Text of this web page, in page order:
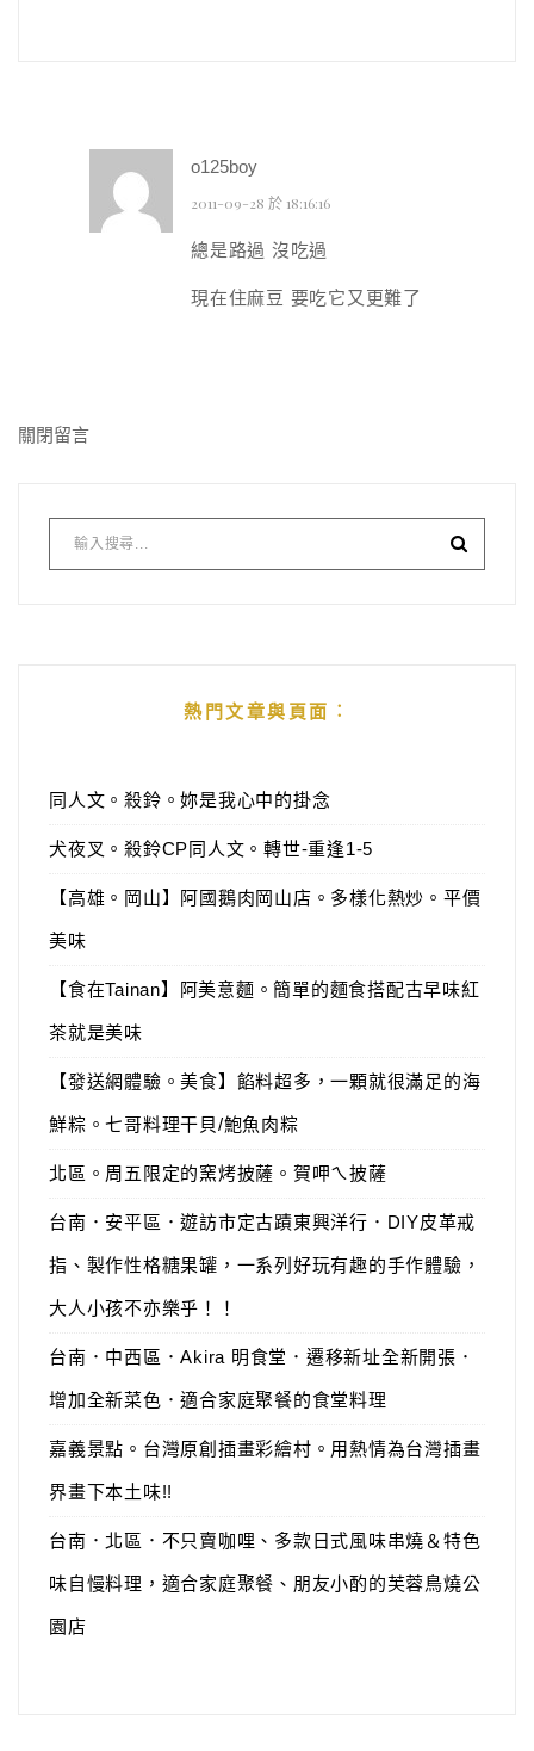
o125boy
2011-09-28 於 18:16:16
總是路過 沒吃過
現在住麻豆 要吃它又更難了
關閉留言
熱門文章與頁面︰
同人文。殺鈴。妳是我心中的掛念
犬夜叉。殺鈴CP同人文。轉世-重逢1-5
【高雄。岡山】阿國鵝肉岡山店。多樣化熱炒。平價
美味
【食在Tainan】阿美意麵。簡單的麵食搭配古早味紅
茶就是美味
【發送網體驗。美食】餡料超多，一顆就很滿足的海
鮮粽。七哥料理干貝/鮑魚肉粽
北區。周五限定的窯烤披薩。賀呷ㄟ披薩
台南．安平區．遊訪市定古蹟東興洋行．DIY皮革戒
指、製作性格糖果罐，一系列好玩有趣的手作體驗，
大人小孩不亦樂乎！！
台南．中西區．Akira 明食堂．遷移新址全新開張．
增加全新菜色．適合家庭聚餐的食堂料理
嘉義景點。台灣原創插畫彩繪村。用熱情為台灣插畫
界畫下本土味!!
台南．北區．不只賣咖哩、多款日式風味串燒＆特色
味自慢料理，適合家庭聚餐、朋友小酌的芙蓉鳥燒公
園店